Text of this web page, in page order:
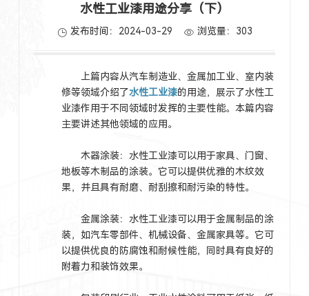
水性工业漆用途分享（下）
发布时间：2024-03-29 浏览量： 303
上篇内容从汽车制造业、金属加工业、室内装
修等领域介绍了水性工业漆的用途，展示了水性工
业漆作用于不同领域时发挥的主要性能。本篇内容
主要讲述其他领域的应用。
木器涂装：水性工业漆可以用于家具、门窗、
地板等木制品的涂装。它可以提供优雅的木纹效
果，并且具有耐磨、耐刮擦和耐污染的特性。
金属涂装：水性工业漆可以用于金属制品的涂
装，如汽车零部件、机械设备、金属家具等。它可
以提供优良的防腐蚀和耐候性能，同时具有良好的
附着力和装饰效果。